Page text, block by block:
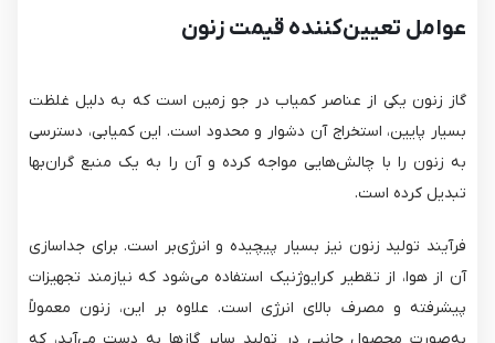
عوامل تعیین‌کننده قیمت زنون
گاز زنون یکی از عناصر کمیاب در جو زمین است که به دلیل غلظت
بسیار پایین، استخراج آن دشوار و محدود است. این کمیابی، دسترسی
به زنون را با چالش‌هایی مواجه کرده و آن را به یک منبع گران‌بها
تبدیل کرده است.
فرآیند تولید زنون نیز بسیار پیچیده و انرژی‌بر است. برای جداسازی
آن از هوا، از تقطیر کرایوژنیک استفاده می‌شود که نیازمند تجهیزات
پیشرفته و مصرف بالای انرژی است. علاوه بر این، زنون معمولاً